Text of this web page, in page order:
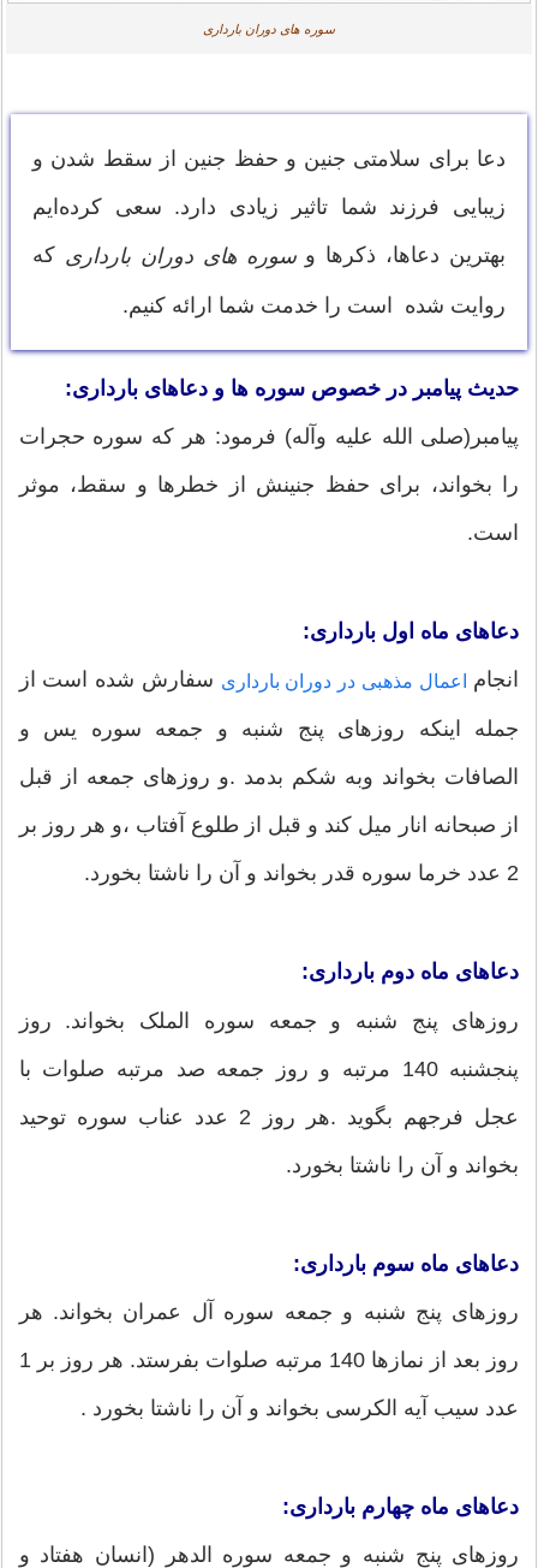
سوره های دوران بارداری
دعا برای سلامتی جنین و حفظ جنین از سقط شدن و
زیبایی فرزند شما تاثیر زیادی دارد. سعی کرده‌ایم
بهترین دعاها، ذکرها وسوره های دوران بارداری که
روایت شده است را خدمت شما ارائه کنیم.
حدیث پیامبر در خصوص سوره ها و دعاهای بارداری:
پیامبر(صلی الله علیه وآله) فرمود: هر که سوره حجرات
را بخواند، برای حفظ جنینش از خطرها و سقط، موثر
است.
دعاهای ماه اول بارداری:
انجام
اعمال مذهبی در دوران بارداری سفارش شده است از
جمله اینکه روزهای پنج شنبه و جمعه سوره یس و
الصافات بخواند وبه شکم بدمد .و روزهای جمعه از قبل
از صبحانه انار میل کند و قبل از طلوع آفتاب ،و هر روز بر
2 عدد خرما سوره قدر بخواند و آن را ناشتا بخورد.
دعاهای ماه دوم بارداری:
روزهای پنج شنبه و جمعه سوره الملک بخواند. روز
پنجشنبه 140 مرتبه و روز جمعه صد مرتبه صلوات با
عجل فرجهم بگوید .هر روز 2 عدد عناب سوره توحید
بخواند و آن را ناشتا بخورد.
دعاهای ماه سوم بارداری:
روزهای پنج شنبه و جمعه سوره آل عمران بخواند. هر
روز بعد از نمازها 140 مرتبه صلوات بفرستد. هر روز بر 1
عدد سیب آیه الکرسی بخواند و آن را ناشتا بخورد .
دعاهای ماه چهارم بارداری:
روزهای پنج شنبه و جمعه سوره الدهر (انسان هفتاد و